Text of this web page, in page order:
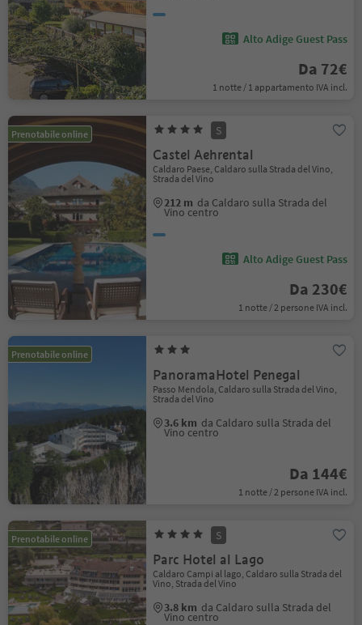
Alto Adige Guest Pass
Da 72€
1 notte / 1 appartamento IVA incl.
Prenotabile online S
Castel Aehrental
Caldaro Paese, Caldaro sulla Strada del Vino,
Strada del Vino
212 m da Caldaro sulla Strada del
Vino centro
Alto Adige Guest Pass
Da 230€
1 notte / 2 persone IVA incl.
Prenotabile online
PanoramaHotel Penegal
Passo Mendola, Caldaro sulla Strada del Vino,
Strada del Vino
3.6 km da Caldaro sulla Strada del
Vino centro
Da 144€
1 notte / 2 persone IVA incl.
Prenotabile online S
Parc Hotel al Lago
Caldaro Campi al lago, Caldaro sulla Strada del
Vino, Strada del Vino
3.8 km da Caldaro sulla Strada del
Vino centro